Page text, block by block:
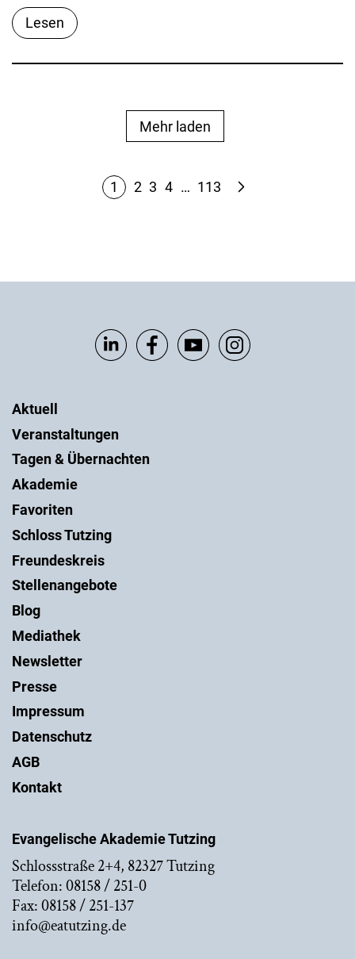
Lesen
Mehr laden
1 2 3 4 … 113
Evangelische Akademie Tutzing
Schlossstraße 2+4, 82327 Tutzing
Telefon: 08158 / 251-0
Fax: 08158 / 251-137
info@eatutzing.de
Aktuell
Veranstaltungen
Tagen & Übernachten
Akademie
Favoriten
Schloss Tutzing
Freundeskreis
Stellenangebote
Blog
Mediathek
Newsletter
Presse
Impressum
Datenschutz
AGB
Kontakt